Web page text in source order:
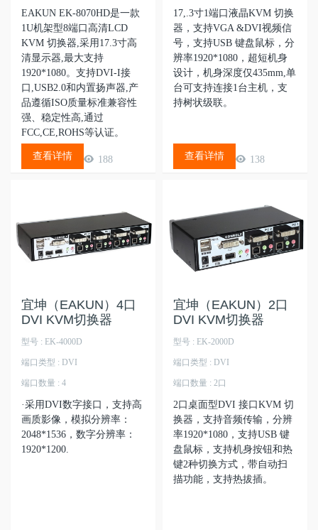
EAKUN EK-8070HD是一款
1U机架型8端口高清LCD
KVM 切换器,采用17.3寸高
清显示器,最大支持
1920*1080。支持DVI-I接
口,USB2.0和内置扬声器,产
品遵循ISO质量标准兼容性
强、稳定性高,通过
FCC,CE,ROHS等认证。
188
查看详情
17,.3寸1端口液晶KVM 切换
器，支持VGA &DVI视频信
号，支持USB 键盘鼠标，分
辨率1920*1080，超短机身
设计，机身深度仅435mm,单
台可支持连接1台主机，支
持树状级联。
138
查看详情
宜坤（EAKUN）4口
DVI KVM切换器
型号 : EK-4000D
端口类型 : DVI
端口数量 : 4
·采用DVI数字接口，支持高
画质影像，模拟分辨率：
2048*1536，数字分辨率：
1920*1200.
宜坤（EAKUN）2口
DVI KVM切换器
型号 : EK-2000D
端口类型 : DVI
端口数量 : 2口
2口桌面型DVI 接口KVM 切
换器，支持音频传输，分辨
率1920*1080，支持USB 键
盘鼠标，支持机身按钮和热
键2种切换方式，带自动扫
描功能，支持热拔插。